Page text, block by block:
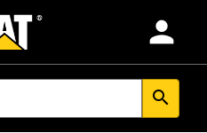
person
search